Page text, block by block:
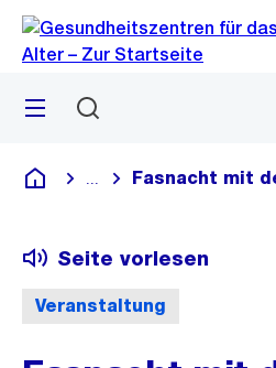
Navigation
Sprunglink
Menü
Gesundheitszentren für das
Blende alle Breadcrumbs
Fasnacht mit
Veranstaltung
Seite vorlesen